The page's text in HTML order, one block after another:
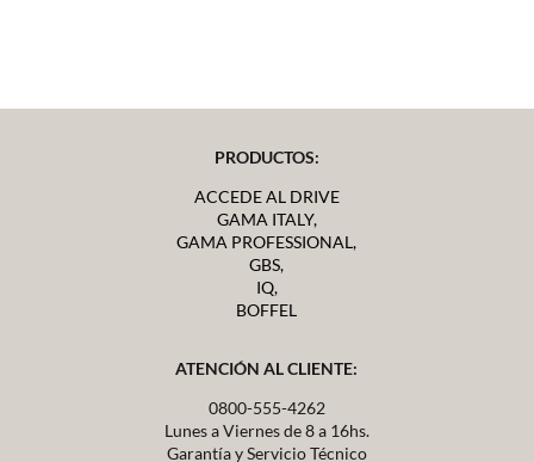
PRODUCTOS:
ACCEDE AL DRIVE
GAMA ITALY,
GAMA PROFESSIONAL,
GBS,
IQ,
BOFFEL
ATENCIÓN AL CLIENTE:
0800-555-4262
Lunes a Viernes de 8 a 16hs.
Garantía y Servicio Técnico